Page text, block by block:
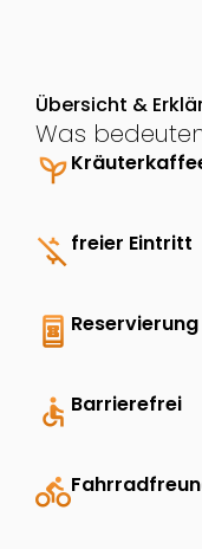
Übersicht &
Was
psychiatry
money_off freier Eintritt
book_online
accessible Barrierefrei
directions_bike